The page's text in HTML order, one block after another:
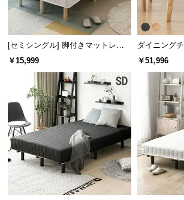
[セミシングル] 脚付きマットレス
脚長25cm ボンネルコイル
￥15,999
ダイニング
ト
￥51,996